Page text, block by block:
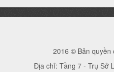
2016 © Bản quyền
Địa chỉ: Tầng 7 - Trụ Sở